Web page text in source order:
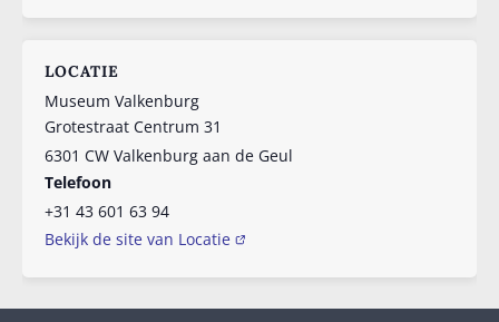
LOCATIE
Museum Valkenburg
Grotestraat Centrum 31
6301 CW Valkenburg aan de Geul
Telefoon
+31 43 601 63 94
Bekijk de site van Locatie